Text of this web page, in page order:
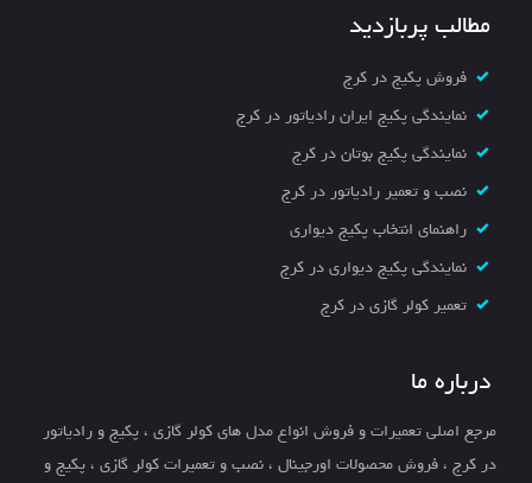
مطالب پربازدید
فروش پکیج در کرج
نمایندگی پکیج ایران رادیاتور در کرج
نمایندگی پکیج بوتان در کرج
نصب و تعمیر رادیاتور در کرج
راهنمای انتخاب پکیج دیواری
نمایندگی پکیج دیواری در کرج
تعمیر کولر گازی در کرج
درباره ما
مرجع اصلی تعمیرات و فروش انواع مدل های کولر گازی ، پکیج و رادیاتور
در کرج ، فروش محصولات اورجینال ، نصب و تعمیرات کولر گازی ، پکیج و